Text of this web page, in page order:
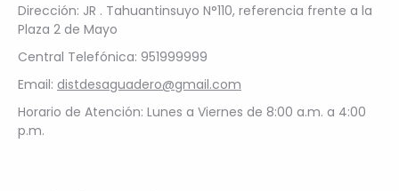
Dirección: JR . Tahuantinsuyo N°110, referencia frente a la
Plaza 2 de Mayo
Central Telefónica: 951999999
Email: distdesaguadero@gmail.com
Horario de Atención: Lunes a Viernes de 8:00 a.m. a 4:00
p.m.